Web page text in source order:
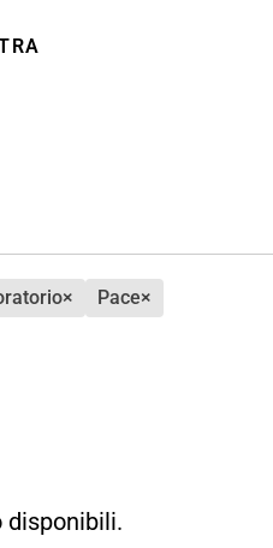
× pace×
disponibili.